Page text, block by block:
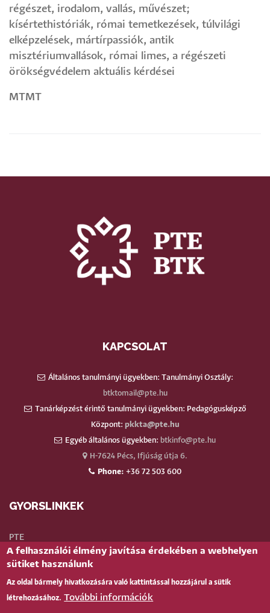
régészet, irodalom, vallás, művészet;
kísértethistóriák, római temetkezések, túlvilági
elképzelések, mártírpassiók, antik
misztériumvallások, római limes, a régészeti
örökségvédelem aktuális kérdései
MTMT
KAPCSOLAT
Általános tanulmányi ügyekben: Tanulmányi Osztály:
btktomail@pte.hu
Tanárképzést érintő tanulmányi ügyekben: Pedagógusképző
Központ: pkkta@pte.hu
Egyéb általános ügyekben: btkinfo@pte.hu
H-7624 Pécs, Ifjúság útja 6.
Phone: +36 72 503 600
GYORSLINKEK
PTE
Neptun
Telefonkönyv
Teams
A felhasználói élmény javítása érdekében a webhelyen
sütiket használunk
Az oldal bármely hivatkozására való kattintással hozzájárul a sütik
létrehozásához. További információk